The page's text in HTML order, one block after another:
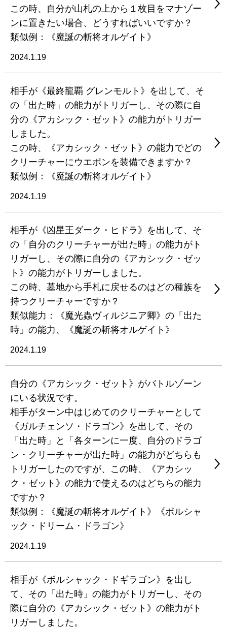
この時、自分が山札の上から１枚目をマナゾー
ンに置きたい場合、どうすればいいですか？
類似例：《魔誕の斬将オルゲイト》
2024.1.19
相手が《最終龍覇 グレンモルト》を出して、そ
の「出た時」の能力がトリガーし、その際に自
分の《アカシック・ゼット》の能力がトリガー
しました。
この時、《アカシック・ゼット》の能力でどの
クリーチャーにウエポンを装備できますか？
類似例：《魔誕の斬将オルゲイト》
2024.1.19
相手が《凶星王ダーク・ヒドラ》を出して、そ
の「自分のクリーチャーが出た時」の能力がト
リガーし、その際に自分の《アカシック・ゼッ
ト》の能力がトリガーしました。
この時、墓地から手札に戻せるのはどの種族を
持つクリーチャーですか？
類似能力：《魔光蟲ヴィルジニア卿》の「出た
時」の能力、《魔誕の斬将オルゲイト》
2024.1.19
自分の《アカシック・ゼット》がバトルゾーン
にいる状況です。
相手がターン中はじめてのクリーチャーとして
《ガルチェンソ・ドラゴン》を出して、その
「出た時」と「各ターンに一度、自分のドラゴ
ン・クリーチャーが出た時」の能力がどちらも
トリガーしたのですが、この時、《アカシッ
ク・ゼット》の能力で使えるのはどちらの能力
ですか？
類似例：《魔誕の斬将オルゲイト》《ボルシャ
ック・ドリーム・ドラゴン》
2024.1.19
相手が《ボルシャック・ドギラゴン》を出し
て、その「出た時」の能力がトリガーし、その
際に自分の《アカシック・ゼット》の能力がト
リガーしました。